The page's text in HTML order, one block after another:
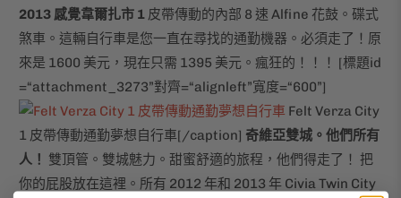
2013 感覺韋爾扎市 1 皮帶傳動的內部 8 速 Alfine 花鼓。碟式
煞車。這輛自行車是您一直在尋找的通勤機器。必須走了！原
來是 1600 美元，現在只需 1395 美元。瘋狂的！！！ [標題id
=“attachment_3273”對齊=“alignleft”寬度=“600”]
Felt Verza City
1 皮帶傳動通勤夢想自行車[/caption] 奇維亞雙城。他們所有
人！ 雙頂管。雙城魅力。甜蜜舒適的旅程，他們得走了！ 把
你的屁股放在這裡。所有 2012 年和 2013 年 Civia Twin City